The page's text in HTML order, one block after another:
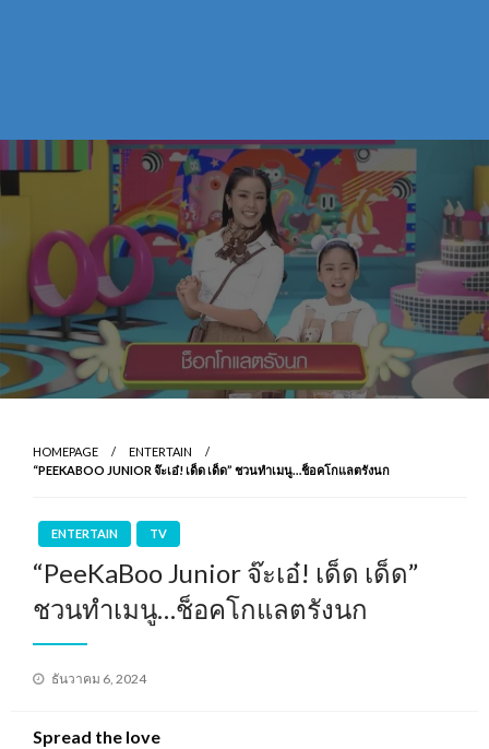
HOMEPAGE
ENTERTAIN
“PEEKABOO JUNIOR จ๊ะเอ๋! เด็ด เด็ด” ชวนทำเมนู…ช็อคโกแลตรังนก
ENTERTAIN TV
“PeeKaBoo Junior จ๊ะเอ๋! เด็ด เด็ด”
ชวนทำเมนู…ช็อคโกแลตรังนก
Posted
ธันวาคม 6, 2024
Spread the love